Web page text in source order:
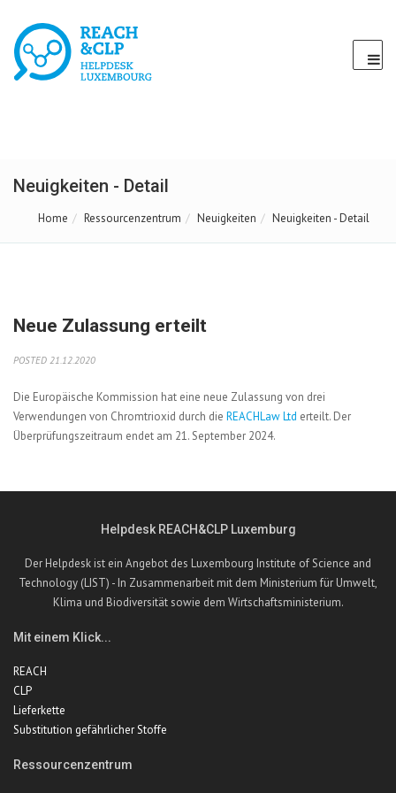
Neuigkeiten - Detail
Home Ressourcenzentrum Neuigkeiten Neuigkeiten - Detail
Neue Zulassung erteilt
POSTED 21.12.2020
Die Europäische Kommission hat eine neue Zulassung von drei
Verwendungen von Chromtrioxid durch die REACHLaw Ltd erteilt. Der
Überprüfungszeitraum endet am 21. September 2024.
Helpdesk REACH&CLP Luxemburg
Der Helpdesk ist ein Angebot des Luxembourg Institute of Science and
Technology (LIST) - In Zusammenarbeit mit dem Ministerium für Umwelt,
Klima und Biodiversität sowie dem Wirtschaftsministerium.
Mit einem Klick...
REACH
CLP
Lieferkette
Substitution gefährlicher Stoffe
Ressourcenzentrum